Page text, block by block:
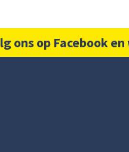
ons op Facebook